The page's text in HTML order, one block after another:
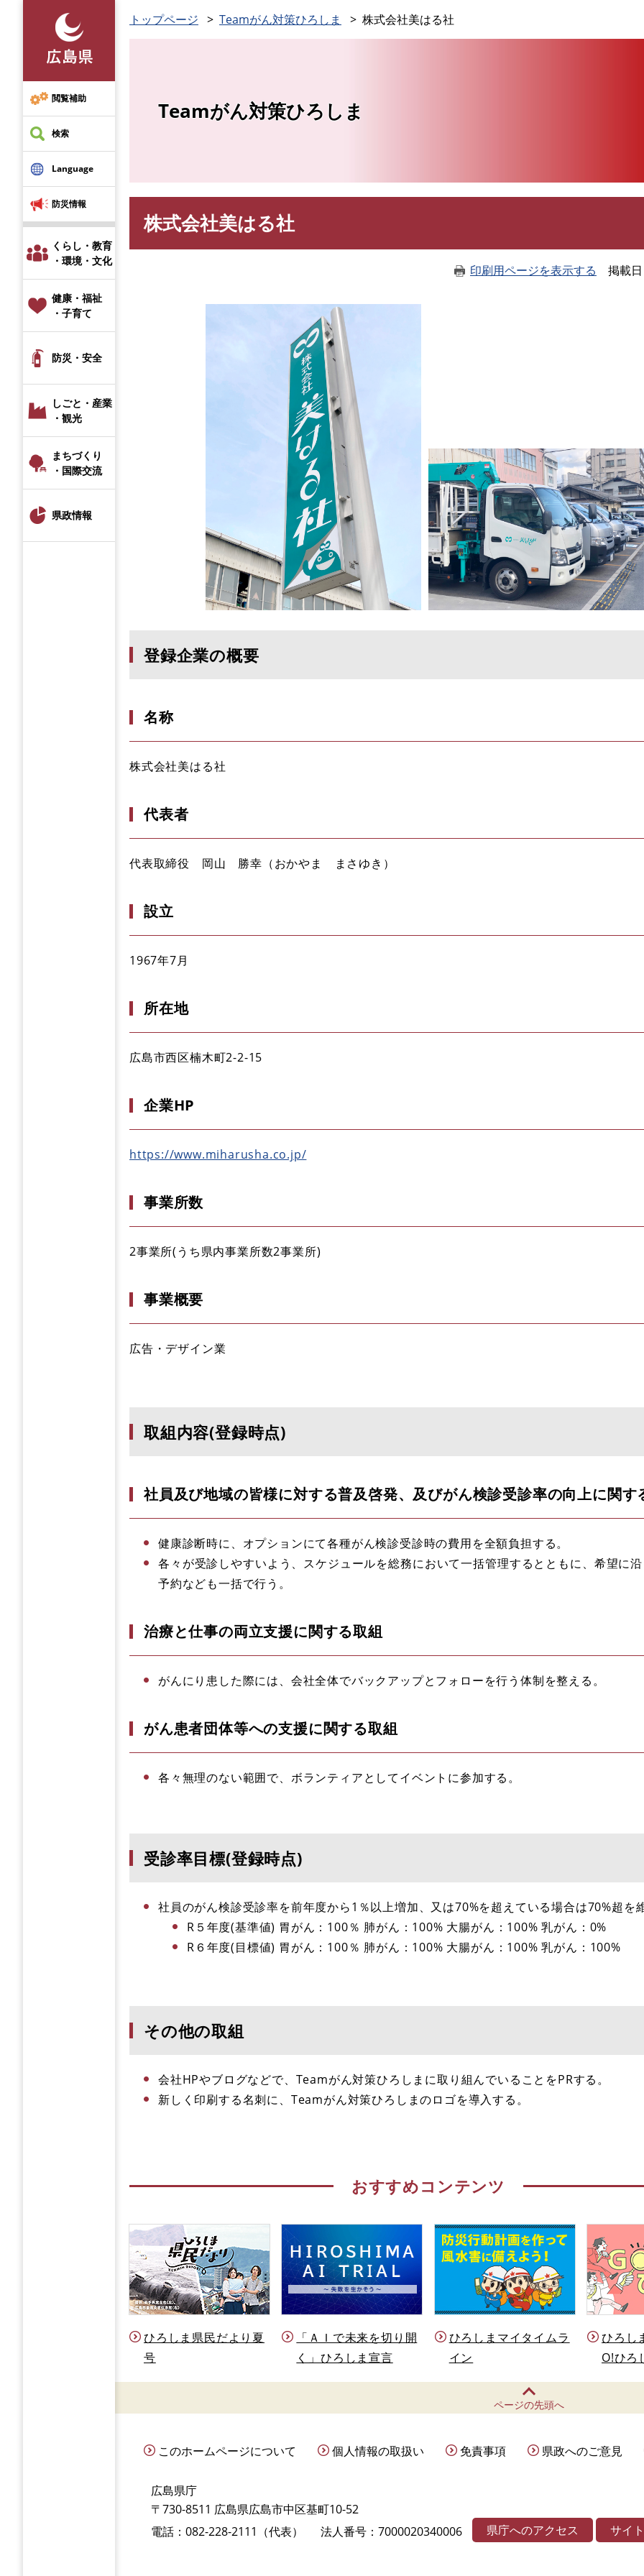
先
頭
で
す
閲覧補助
検索
Language
防災情報
くらし・教育
・環境・文化
健康・福祉
・子育て
防災・安全
しごと・産業
・観光
まちづくり
・国際交流
県政情報
トップページ Teamがん対策ひろしま 株式会社美はる社
Teamがん対策ひろしま
株式会社美はる社
印刷用ページを表示する 掲載日
登録企業の概要
名称
株式会社美はる社
代表者
代表取締役 岡山 勝幸 （おかやま まさゆき）
設立
1967年7月
所在地
広島市西区楠木町2-2-15
企業HP
https://www.miharusha.co.jp/
事業所数
2事業所(うち県内事業所数2事業所)
事業概要
広告・デザイン業
取組内容(登録時点)
社員及び地域の皆様に対する普及啓発、及びがん検診受診率の向上に関す
健康診断時に、オプションにて各種がん検診受診時の費用を全額負担する。
各々が受診しやすいよう、スケジュールを総務において一括管理するとともに、希望に
予約なども一括で行う。
治療と仕事の両立支援に関する取組
がんにり患した際には、会社全体でバックアップとフォローを行う体制を整える。
がん患者団体等への支援に関する取組
各々無理のない範囲で、ボランティアとしてイベントに参加する。
受診率目標(登録時点)
社員のがん検診受診率を前年度から1％以上増加、又は70%を超えている場合は70%超を
R５年度(基準値) 胃がん：100％ 肺がん：100% 大腸がん：100% 乳がん：0%
R６年度(目標値) 胃がん：100％ 肺がん：100% 大腸がん：100% 乳がん：100%
その他の取組
会社HPやブログなどで、Teamがん対策ひろしまに取り組んでいることをPRする。
新しく印刷する名刺に、Teamがん対策ひろしまのロゴを導入する。
おすすめコンテンツ
ひろしま県民だより夏
号
「ＡＩで未来を切り開
く」ひろしま宣言
ひろしまマイタイムラ
イン
ひろし
O!ひろ
ページの先頭へ
このホームページについて 個人情報の取扱い 免責事項 県政へのご意見
広島県庁
〒730-8511 広島県広島市中区基町10-52
電話：082-228-2111（代表）
法人番号：7000020340006 県庁へのアクセス サイ